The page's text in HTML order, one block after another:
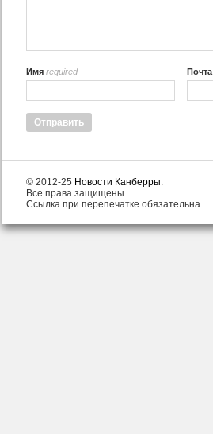
Имя required Почта
© 2012-25 Новости Канберры.
Все права защищены.
Ссылка при перепечатке обязательна.